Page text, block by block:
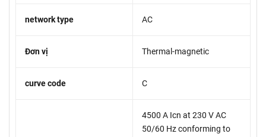
network type AC
Đơn vị Thermal-magnetic
curve code C
4500 A Icn at 230 V AC
50/60 Hz conforming to